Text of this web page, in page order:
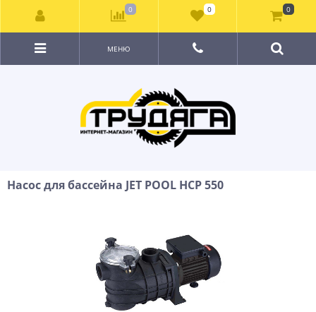
МЕНЮ
Насос для бассейна JET POOL HCP 550
0 0 0